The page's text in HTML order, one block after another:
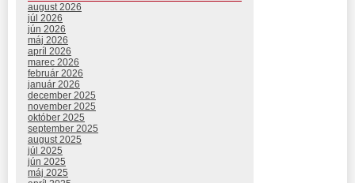
august 2026
júl 2026
jún 2026
máj 2026
apríl 2026
marec 2026
február 2026
január 2026
december 2025
november 2025
október 2025
september 2025
august 2025
júl 2025
jún 2025
máj 2025